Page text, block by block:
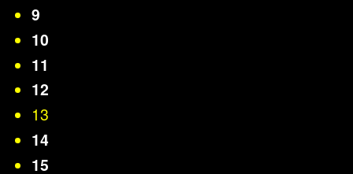
9
10
11
12
13
14
15